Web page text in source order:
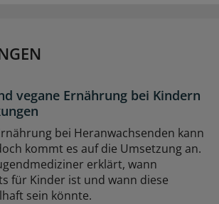
vegane Ernährung bei Kindern
bei Heranwachsenden kann
kommt es auf die Umsetzung an.
erklärt, wann
für Kinder ist und wann diese
sein könnte.